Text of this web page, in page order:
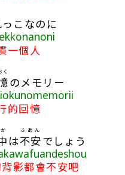
っこなのに
一個人
く
のメモリー
的回憶
は不安
ふあん
でしょう
影都會不安吧